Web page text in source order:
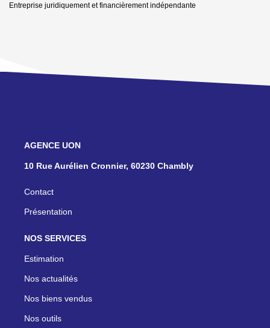
Entreprise juridiquement et financièrement indépendante
NOS AGENCES
10 Rue Aurélien Cronnier, 60230 Chambly
Contact
Présentation
NOS SERVICES
Estimation
Nos actualités
Nos biens vendus
Nos outils